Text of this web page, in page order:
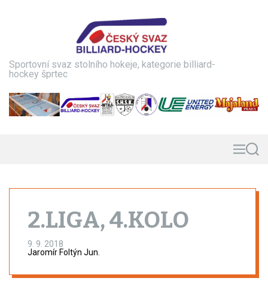
Sportovní svaz stolního hokeje, kategorie billiard-
hockey šprtec
MS
2.LIGA, 4.KOLO
9. 9. 2018
Jaromír Foltýn Jun.